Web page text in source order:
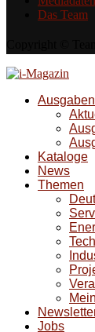
Das Team
Ausgaben
Kataloge
News
Themen
Jobs